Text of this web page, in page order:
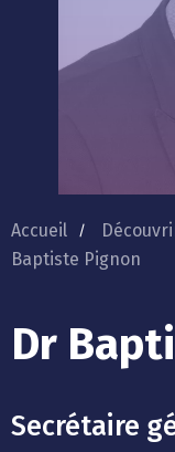
Accueil
Baptiste Pignon
Dr
Secrétaire